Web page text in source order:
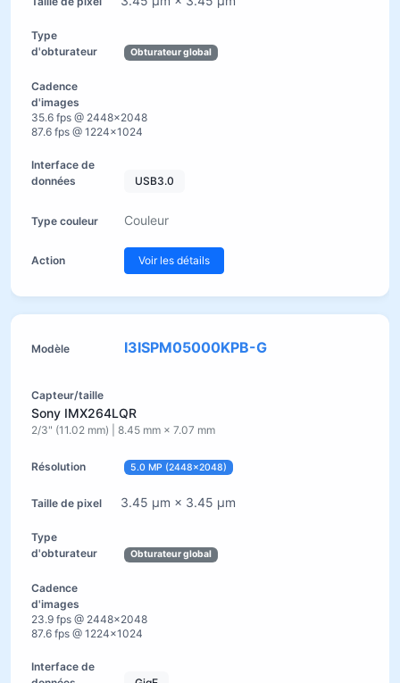
Obturateur global
35.6 fps @ 2448×2048
87.6 fps @ 1224×1024
USB3.0
Couleur
Voir les détails
I3ISPM05000KPB-G
Sony IMX264LQR
2/3" (11.02 mm) | 8.45 mm × 7.07 mm
5.0 MP (2448×2048)
3.45 µm × 3.45 µm
Obturateur global
23.9 fps @ 2448×2048
87.6 fps @ 1224×1024